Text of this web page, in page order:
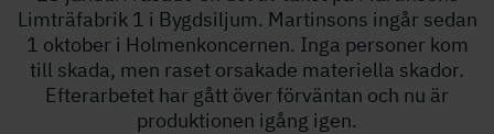
Limträfabrik 1 i Bygdsiljum. Martinsons ingår sedan
1 oktober i Holmenkoncernen. Inga personer kom
till skada, men raset orsakade materiella skador.
Efterarbetet har gått över förväntan och nu är
produktionen igång igen.